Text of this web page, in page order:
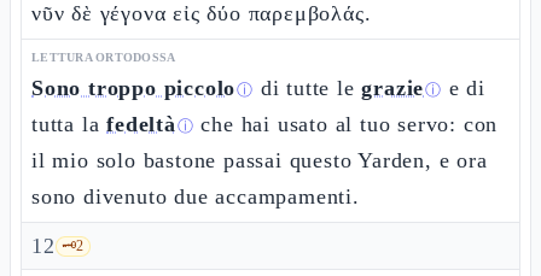
νῦν δὲ γέγονα εἰς δύο παρεμβολάς.
LETTURA ORTODOSSA
Sono troppo piccoloⓘ di tutte legrazieⓘ e di
tutta lafedeltàⓘ che hai usato al tuo servo: con
il mio solo bastone passai questo Yarden, e ora
sono divenuto due accampamenti.
12 🗝️2